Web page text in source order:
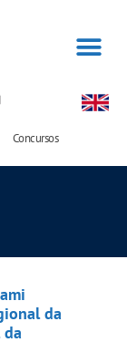
Concursos
da
da